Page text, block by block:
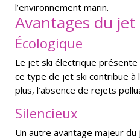
l’environnement marin.
Avantages du
Écologique
Le jet ski électrique
ce type de jet ski contribue à
plus, l’absence de rejets
Silencieux
Un autre avantage majeur